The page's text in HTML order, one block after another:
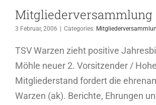
Mitgliederversammlung
3 Februar, 2006 Categories:
TSV Warzen zieht positive
Möhle neuer 2. Vorsitzender /
Mitgliederstand fordert die
Warzen (ak). Berichte, Ehrungen